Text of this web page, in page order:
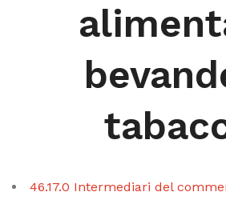
46.17.0 Intermediari del